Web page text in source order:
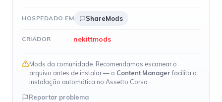
HOSPEDADO EM ShareMods
CRIADOR nekittmods
Mods da comunidade. Recomendamos escanear o
arquivo antes de instalar — o Content Managerfacilita a
instalação automática no Assetto Corsa.
Reportar problema